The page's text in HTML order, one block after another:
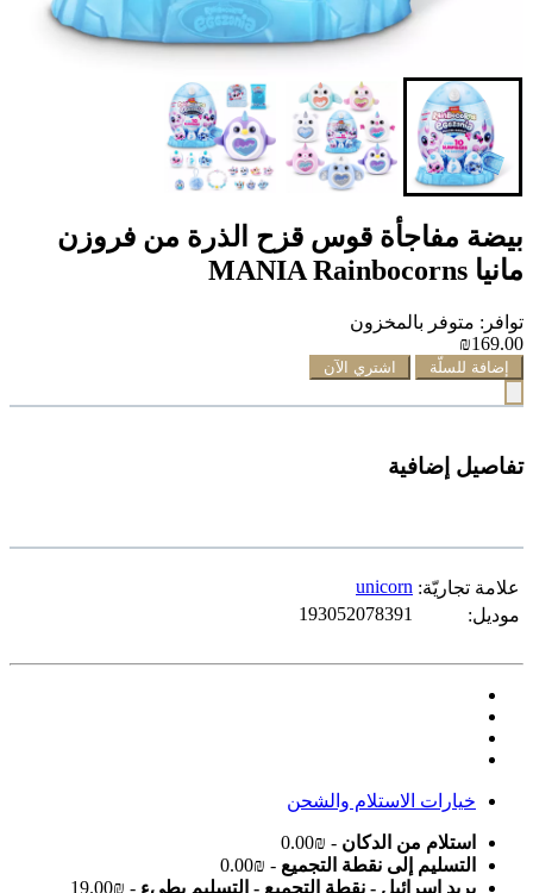
بيضة مفاجأة قوس قزح الذرة من فروزن
مانيا MANIA Rainbocorns
توافر: متوفر بالمخزون
₪169.00
إضافة للسلّة اشتري الآن
تفاصيل إضافية
علامة تجاريّة: unicorn
موديل:
193052078391
خيارات الاستلام والشحن
استلام من الدكان - ₪0.00
التسليم إلى نقطة التجميع - ₪0.00
بريد إسرائيل - نقطة التجميع - التسليم بطيء - ₪19.00